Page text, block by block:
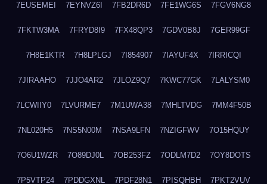
7EUSEMEI 7EYNVZ6I 7FB2DR6D 7FE1WG6S 7FGV6NG8
7FKTW3MA 7FRYD8I9 7FX48QP3 7GDV0B8J 7GER99GF
7H8E1KTR 7H8LPLGJ 7I854907 7IAYUF4X 7IRRICQI
7JIRAAHO 7JJO4AR2 7JLOZ9Q7 7KWC77GK 7LALYSM0
7LCWIIY0 7LVURME7 7M1UWA38 7MHLTVDG 7MM4F50B
7NL020H5 7NS5N00M 7NSA9LFN 7NZIGFWV 7O15HQUY
7O6U1WZR 7O89DJ0L 7OB253FZ 7ODLM7D2 7OY8DOTS
7P5VTP24 7PDDGXNL 7PDF28N1 7PISQHBH 7PKT2VUV